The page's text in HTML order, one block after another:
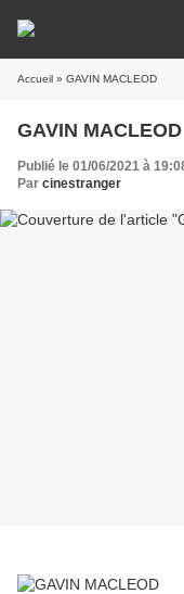
Accueil » GAVIN MACLEOD
GAVIN MACLEOD
Publié le 01/06/2021 à
Par cinestranger